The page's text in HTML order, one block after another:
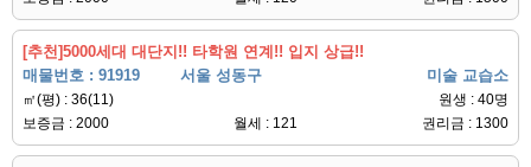
[추천]5000세대 대단지!! 타학원 연계!! 입지 상급!!
매물번호 : 91919
서울 성동구 미술 교습소
㎡(평) : 36(11)
원생 : 40명
보증금 : 2000
월세 : 121 권리금 : 1300